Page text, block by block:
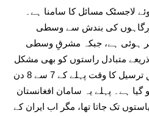
لاجسٹک مسائل کا سامنا ہے۔
کی بندش سے وسطی
ہوئی ہے، جبکہ مشرقِ وسطی
متبادل راستوں کو بھی مشکل
بنا دیا ہے۔وحید احمد کے مطابق ترسیل کا وقت پہلے کے 7 سے 8 دن
میں بڑھ کر 20 دن ہو گیا ہے۔ پہلے یہ سامان افغانستان
تک جاتا تھا، مگر اب ایران کے